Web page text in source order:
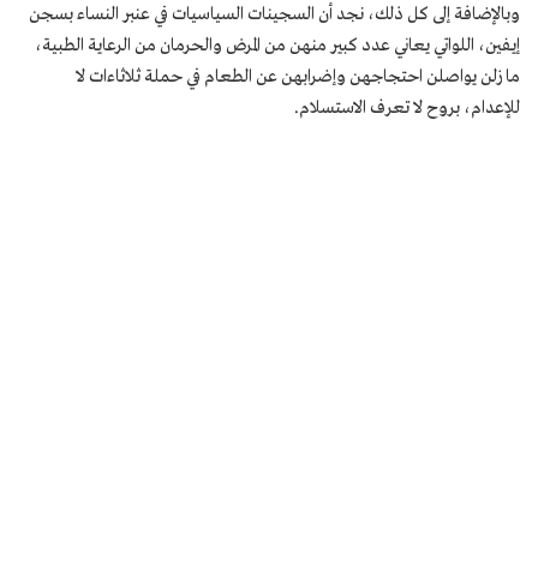
وبالإضافة إلى كل ذلك، نجد أن السجينات السياسيات في عنبر النساء بسجن
إيفين، اللواتي يعاني عدد كبير منهن من المرض والحرمان من الرعاية الطبية،
ما زلن يواصلن احتجاجهن وإضرابهن عن الطعام في حملة ثلاثاءات لا
للإعدام، بروح لا تعرف الاستسلام.